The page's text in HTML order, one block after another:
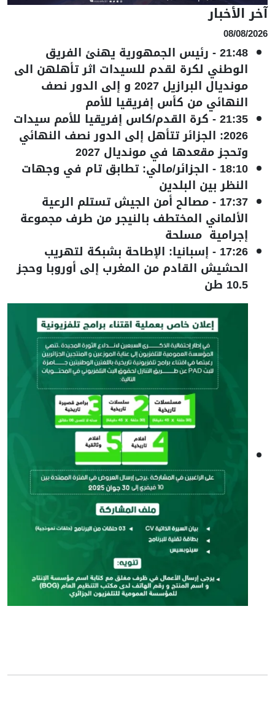
آخر الأخبار
08/08/2026
21:48
- رئيس الجمهورية يهنئ الفريق
الوطني لكرة لقدم للسيدات اثر تأهلهن الى
مونديال البرازيل 2027 و إلى الدور نصف
النهائي من كأس إفريقيا للأمم
21:35
-كرة القدم/كاس إفريقيا للأمم سيدات
2026: الجزائر تتأهل إلى الدور نصف النهائي
وتحجز مقعدها في مونديال 2027
18:10
- الجزائر/مالي: تطابق تام في وجهات
النظر بين البلدين
17:37
-مصالح أمن الجيش تستلم الرعية
الألماني المختطف بالنيجر من طرف مجموعة
إجرامية مسلحة
17:26
- إسبانيا: الإطاحة بشبكة لتهريب
الحشيش القادم من المغرب إلى أوروبا وحجز
10.5 طن